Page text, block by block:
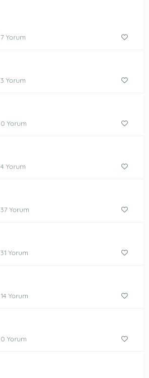
7 Yorum
3 Yorum
0 Yorum
4 Yorum
37 Yorum
31 Yorum
14 Yorum
0 Yorum